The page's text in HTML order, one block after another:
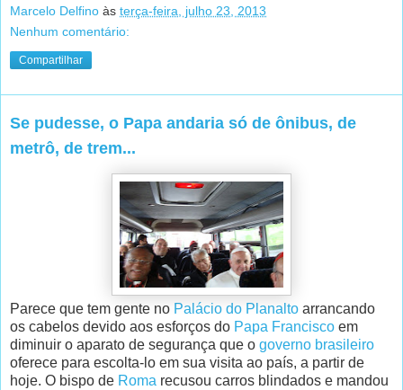
Marcelo Delfino às terça-feira, julho 23, 2013
Nenhum comentário:
Compartilhar
Se pudesse, o Papa andaria só de ônibus, de
metrô, de trem...
Parece que tem gente no Palácio do Planalto arrancando
os cabelos devido aos esforços do Papa Francisco em
diminuir o aparato de segurança que o governo brasileiro
oferece para escolta-lo em sua visita ao país, a partir de
hoje. O bispo de Roma recusou carros blindados e mandou